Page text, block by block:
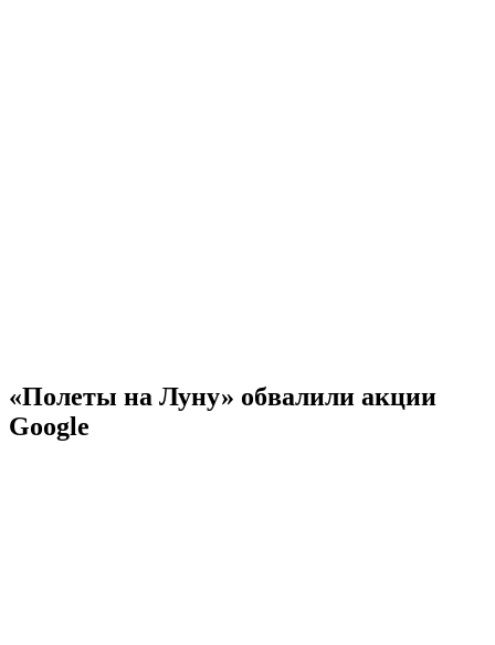
«Полеты на Луну» обвалили акции
Google